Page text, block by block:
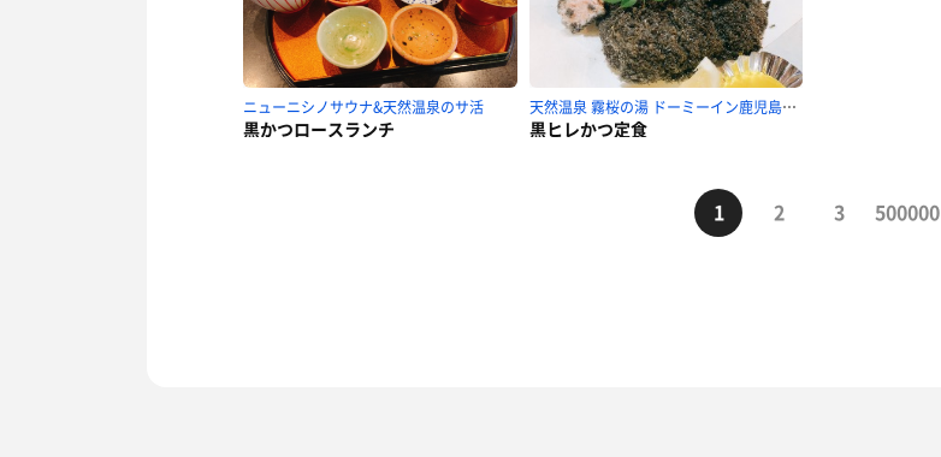
ニューニシノサウナ&天然温泉のサ活
黒かつロースランチ
天然温泉 霧桜の湯 ドーミーイン鹿児島のサ活
黒ヒレかつ定食
1 2 3 500000